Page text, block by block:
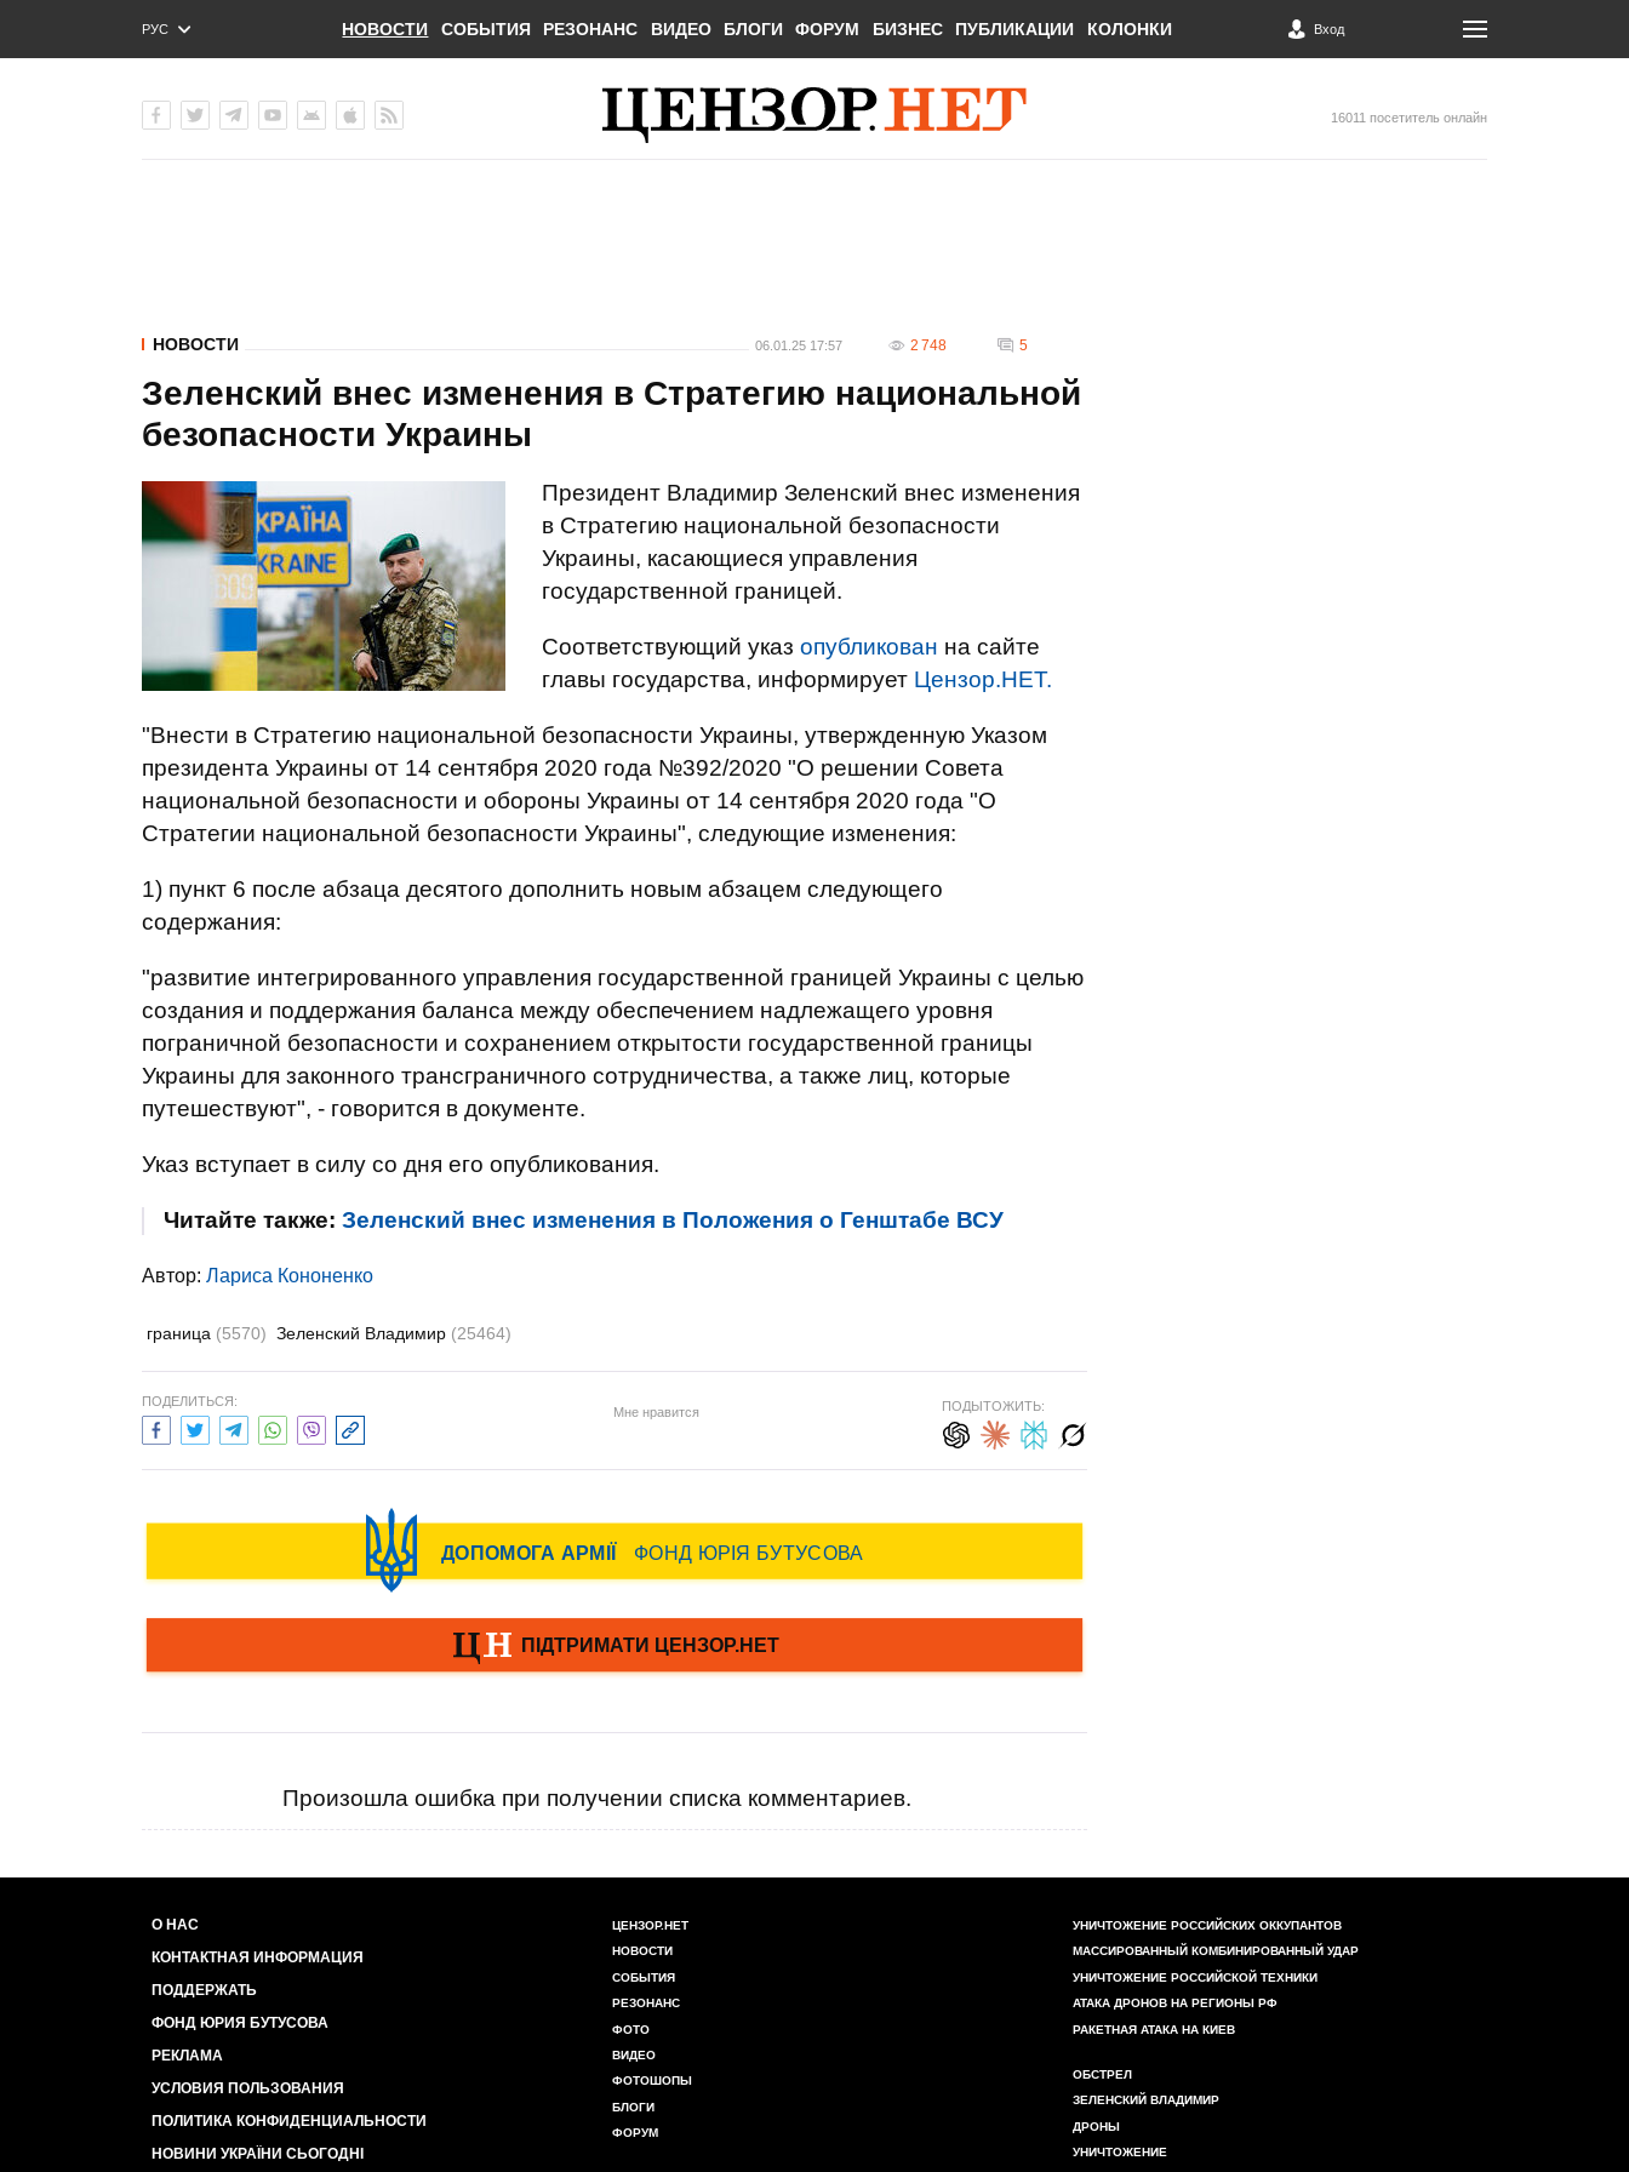
РУС
ENG
НОВОСТИ СОБЫТИЯ РЕЗОНАНС ВИДЕО БЛОГИ ФОРУМ БИЗНЕС ПУБЛИКАЦИИ КОЛОНКИ Вход
16011 посетитель онлайн
НОВОСТИ 06.01.25 17:57 2 748 5
Зеленский внес изменения в Стратегию национальной
безопасности Украины
Президент Владимир Зеленский внес изменения
в Стратегию национальной безопасности
Украины, касающиеся управления
государственной границей.
Соответствующий указ опубликован на сайте
главы государства, информирует Цензор.НЕТ.
"Внести в Стратегию национальной безопасности Украины, утвержденную Указом
президента Украины от 14 сентября 2020 года №392/2020 "О решении Совета
национальной безопасности и обороны Украины от 14 сентября 2020 года "О
Стратегии национальной безопасности Украины", следующие изменения:
1) пункт 6 после абзаца десятого дополнить новым абзацем следующего
содержания:
"развитие интегрированного управления государственной границей Украины с целью
создания и поддержания баланса между обеспечением надлежащего уровня
пограничной безопасности и сохранением открытости государственной границы
Украины для законного трансграничного сотрудничества, а также лиц, которые
путешествуют", - говорится в документе.
Указ вступает в силу со дня его опубликования.
Читайте также: Зеленский внес изменения в Положения о Генштабе ВСУ
Автор: Лариса Кононенко
граница (5570) Зеленский Владимир (25464)
ПОДЕЛИТЬСЯ:
Мне нравится ПОДЫТОЖИТЬ:
Произошла ошибка при получении списка комментариев.
О НАС
КОНТАКТНАЯ ИНФОРМАЦИЯ
ПОДДЕРЖАТЬ
ФОНД ЮРИЯ БУТУСОВА
РЕКЛАМА
УСЛОВИЯ ПОЛЬЗОВАНИЯ
ПОЛИТИКА КОНФИДЕНЦИАЛЬНОСТИ
НОВИНИ УКРАЇНИ СЬОГОДНІ
ЦЕНЗОР.НЕТ
НОВОСТИ
СОБЫТИЯ
РЕЗОНАНС
ФОТО
ВИДЕО
ФОТОШОПЫ
БЛОГИ
ФОРУМ
УНИЧТОЖЕНИЕ РОССИЙСКИХ ОККУПАНТОВ
МАССИРОВАННЫЙ КОМБИНИРОВАННЫЙ УДАР
УНИЧТОЖЕНИЕ РОССИЙСКОЙ ТЕХНИКИ
АТАКА ДРОНОВ НА РЕГИОНЫ РФ
РАКЕТНАЯ АТАКА НА КИЕВ
ОБСТРЕЛ
ЗЕЛЕНСКИЙ ВЛАДИМИР
ДРОНЫ
УНИЧТОЖЕНИЕ